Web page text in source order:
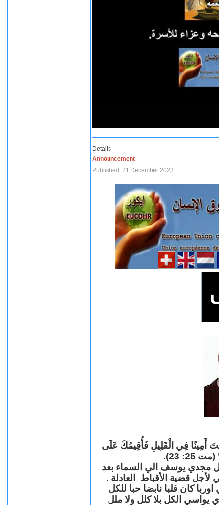
Details
Announcement
Published: 21 December 2023
أَمِينًا فِي الْقَلِيلِ فَأُقِيمُكَ عَلَى
23).
مجدي يوسف الي السماء بعد
قضية الأقباط العادلة .
كان قلبا نابضا حبا للكل
يواسي الكل بلا كلل ولا ملل